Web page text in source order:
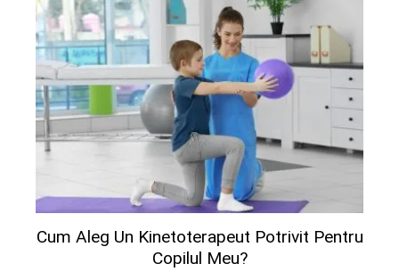
Cum Aleg Un Kinetoterapeut Potrivit Pentru
Copilul Meu?